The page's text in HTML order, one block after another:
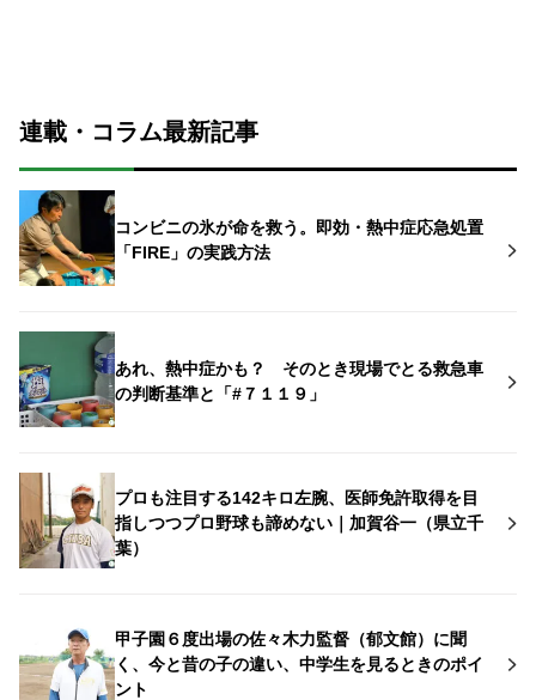
連載・コラム最新記事
コンビニの氷が命を救う。即効・熱中症応急処置
「FIRE」の実践方法
あれ、熱中症かも？ そのとき現場でとる救急車
の判断基準と「#７１１９」
プロも注目する142キロ左腕、医師免許取得を目
指しつつプロ野球も諦めない｜加賀谷一（県立千
葉）
甲子園６度出場の佐々木力監督（郁文館）に聞
く、今と昔の子の違い、中学生を見るときのポイ
ント